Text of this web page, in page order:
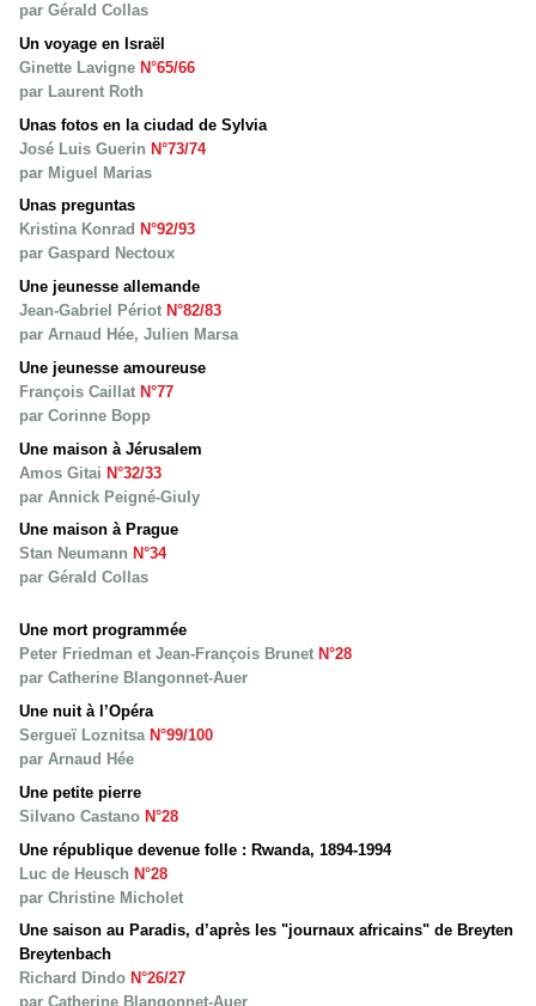
par Gérald Collas
Un voyage en Israël
Ginette Lavigne N°65/66
par Laurent Roth
Unas fotos en la ciudad de Sylvia
José Luis Guerin N°73/74
par Miguel Marias
Unas preguntas
Kristina Konrad N°92/93
par Gaspard Nectoux
Une jeunesse allemande
Jean-Gabriel Périot N°82/83
par Arnaud Hée, Julien Marsa
Une jeunesse amoureuse
François Caillat N°77
par Corinne Bopp
Une maison à Jérusalem
Amos Gitai N°32/33
par Annick Peigné-Giuly
Une maison à Prague
Stan Neumann N°34
par Gérald Collas
Une mort programmée
Peter Friedman et Jean-François Brunet N°28
par Catherine Blangonnet-Auer
Une nuit à l’Opéra
Sergueï Loznitsa N°99/100
par Arnaud Hée
Une petite pierre
Silvano Castano N°28
Une république devenue folle : Rwanda, 1894-1994
Luc de Heusch N°28
par Christine Micholet
Une saison au Paradis, d’après les "journaux africains" de Breyten
Breytenbach
Richard Dindo N°26/27
par Catherine Blangonnet-Auer